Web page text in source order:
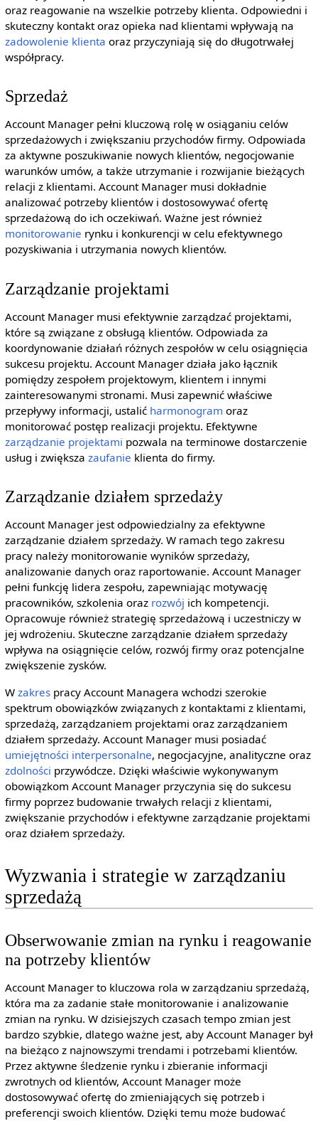
oraz reagowanie na wszelkie potrzeby klienta. Odpowiedni i
skuteczny kontakt oraz opieka nad klientami wpływają na
zadowolenie klienta oraz przyczyniają się do długotrwałej
współpracy.
Sprzedaż
Account Manager pełni kluczową rolę w osiąganiu celów
sprzedażowych i zwiększaniu przychodów firmy. Odpowiada
za aktywne poszukiwanie nowych klientów, negocjowanie
warunków umów, a także utrzymanie i rozwijanie bieżących
relacji z klientami. Account Manager musi dokładnie
analizować potrzeby klientów i dostosowywać ofertę
sprzedażową do ich oczekiwań. Ważne jest również
monitorowanie rynku i konkurencji w celu efektywnego
pozyskiwania i utrzymania nowych klientów.
Zarządzanie projektami
Account Manager musi efektywnie zarządzać projektami,
które są związane z obsługą klientów. Odpowiada za
koordynowanie działań różnych zespołów w celu osiągnięcia
sukcesu projektu. Account Manager działa jako łącznik
pomiędzy zespołem projektowym, klientem i innymi
zainteresowanymi stronami. Musi zapewnić właściwe
przepływy informacji, ustalić harmonogram oraz
monitorować postęp realizacji projektu. Efektywne
zarządzanie projektami pozwala na terminowe dostarczenie
usług i zwiększa zaufanie klienta do firmy.
Zarządzanie działem sprzedaży
Account Manager jest odpowiedzialny za efektywne
zarządzanie działem sprzedaży. W ramach tego zakresu
pracy należy monitorowanie wyników sprzedaży,
analizowanie danych oraz raportowanie. Account Manager
pełni funkcję lidera zespołu, zapewniając motywację
pracowników, szkolenia oraz rozwój ich kompetencji.
Opracowuje również strategię sprzedażową i uczestniczy w
jej wdrożeniu. Skuteczne zarządzanie działem sprzedaży
wpływa na osiągnięcie celów, rozwój firmy oraz potencjalne
zwiększenie zysków.
W zakrespracy Account Managera wchodzi szerokie
spektrum obowiązków związanych z kontaktami z klientami,
sprzedażą, zarządzaniem projektami oraz zarządzaniem
działem sprzedaży. Account Manager musi posiadać
umiejętności interpersonalne, negocjacyjne, analityczne oraz
zdolności przywódcze. Dzięki właściwie wykonywanym
obowiązkom Account Manager przyczynia się do sukcesu
firmy poprzez budowanie trwałych relacji z klientami,
zwiększanie przychodów i efektywne zarządzanie projektami
oraz działem sprzedaży.
Wyzwania i strategie w zarządzaniu
sprzedażą
Obserwowanie zmian na rynku i reagowanie
na potrzeby klientów
Account Manager to kluczowa rola w zarządzaniu sprzedażą,
która ma za zadanie stałe monitorowanie i analizowanie
zmian na rynku. W dzisiejszych czasach tempo zmian jest
bardzo szybkie, dlatego ważne jest, aby Account Manager był
na bieżąco z najnowszymi trendami i potrzebami klientów.
Przez aktywne śledzenie rynku i zbieranie informacji
zwrotnych od klientów, Account Manager może
dostosowywać ofertę do zmieniających się potrzeb i
preferencji swoich klientów. Dzięki temu może budować